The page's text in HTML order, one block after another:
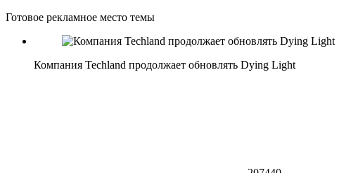
Готовое рекламное место темы
Компания Techland продолжает обновлять Dying Light